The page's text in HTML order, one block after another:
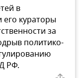
в
его кураторы
за
политико-
РФ.